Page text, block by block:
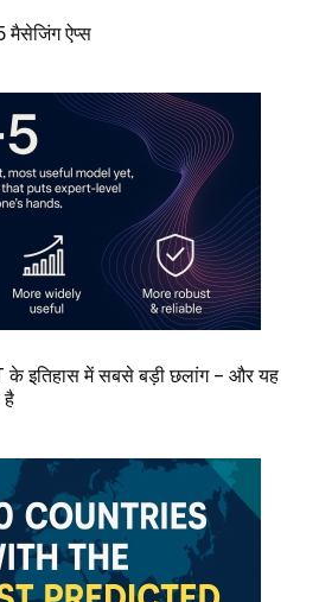
मैसेजिंग ऐप्स
के इतिहास में सबसे बड़ी छलांग – और यह
है